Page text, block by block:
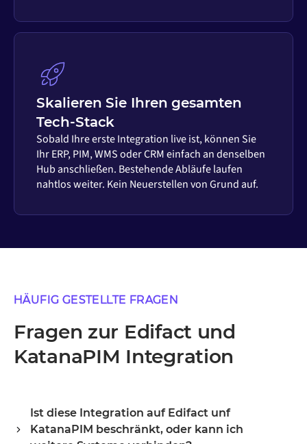
Skalieren Sie Ihren gesamten
Tech-Stack
Sobald Ihre erste Integration live ist, können Sie
Ihr ERP, PIM, WMS oder CRM einfach an denselben
Hub anschließen. Bestehende Abläufe laufen
nahtlos weiter. Kein Neuerstellen von Grund auf.
HÄUFIG GESTELLTE FRAGEN
Fragen zur Edifact und
KatanaPIM Integration
Ist diese Integration auf Edifact unf
KatanaPIM beschränkt, oder kann ich